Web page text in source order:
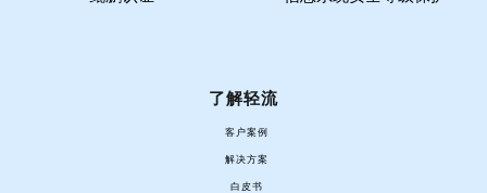
了解轻流
客户案例
解决方案
白皮书